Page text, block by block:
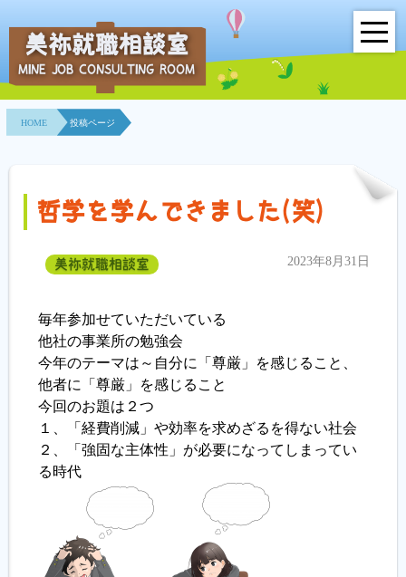
HOME
事業所紹介
相談室とは？
利用者の声
地域連携事業
求人情報検索
各種セミナー
履歴書ジェネレーター
美祢就職相談室
MINE JOB CONSULTING ROOM
HOME 投稿ページ
哲学を学んできました(笑)
美祢就職相談室 2023年8月31日
毎年参加せていただいている
他社の事業所の勉強会
今年のテーマは～自分に「尊厳」を感じること、
他者に「尊厳」を感じること
今回のお題は２つ
１、「経費削減」や効率を求めざるを得ない社会
２、「強固な主体性」が必要になってしまってい
る時代